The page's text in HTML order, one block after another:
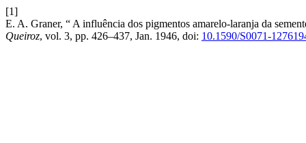
[1]
E. A. Graner, “ A influência dos pigmentos amarelo-laranja da
Queiroz, vol. 3, pp. 426–437, Jan. 1946, doi: 10.1590/S0071-